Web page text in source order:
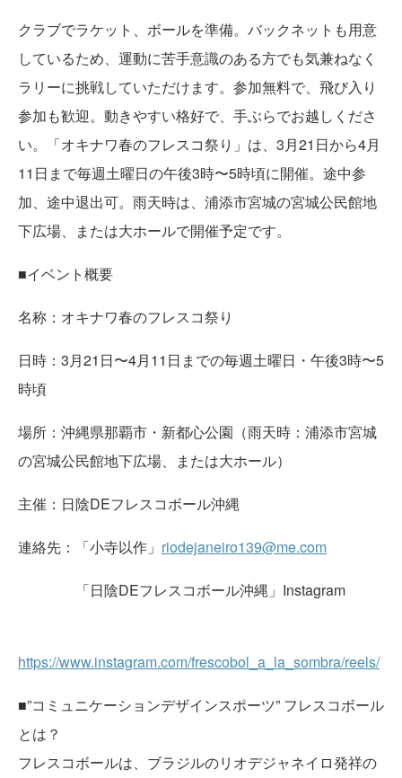
クラブでラケット、ボールを準備。バックネットも用意
しているため、運動に苦手意識のある方でも気兼ねなく
ラリーに挑戦していただけます。参加無料で、飛び入り
参加も歓迎。動きやすい格好で、手ぶらでお越しくださ
い。「オキナワ春のフレスコ祭り」は、3月21日から4月
11日まで毎週土曜日の午後3時〜5時頃に開催。途中参
加、途中退出可。雨天時は、浦添市宮城の宮城公民館地
下広場、または大ホールで開催予定です。
■イベント概要
名称：オキナワ春のフレスコ祭り
日時：3月21日〜4月11日までの毎週土曜日・午後3時〜5
時頃
場所：沖縄県那覇市・新都心公園（雨天時：浦添市宮城
の宮城公民館地下広場、または大ホール）
主催：日陰DEフレスコボール沖縄
連絡先：「小寺以作」 riodejaneiro139@me.com
「日陰DEフレスコボール沖縄」Instagram
https://www.instagram.com/frescobol_a_la_sombra/reels/
■”コミュニケーションデザインスポーツ” フレスコボール
とは？
フレスコボールは、ブラジルのリオデジャネイロ発祥の